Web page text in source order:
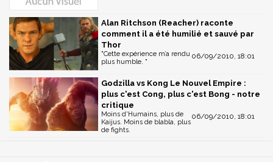
Alan Ritchson (Reacher) raconte
comment il a été humilié et sauvé par
Thor
06/09/2010, 18:01
"Cette expérience m’a rendu
plus humble. "
Godzilla vs Kong Le Nouvel Empire :
plus c'est Cong, plus c'est Bong - notre
critique
06/09/2010, 18:01
Moins d'Humains, plus de
Kaijus. Moins de blabla, plus
de fights.